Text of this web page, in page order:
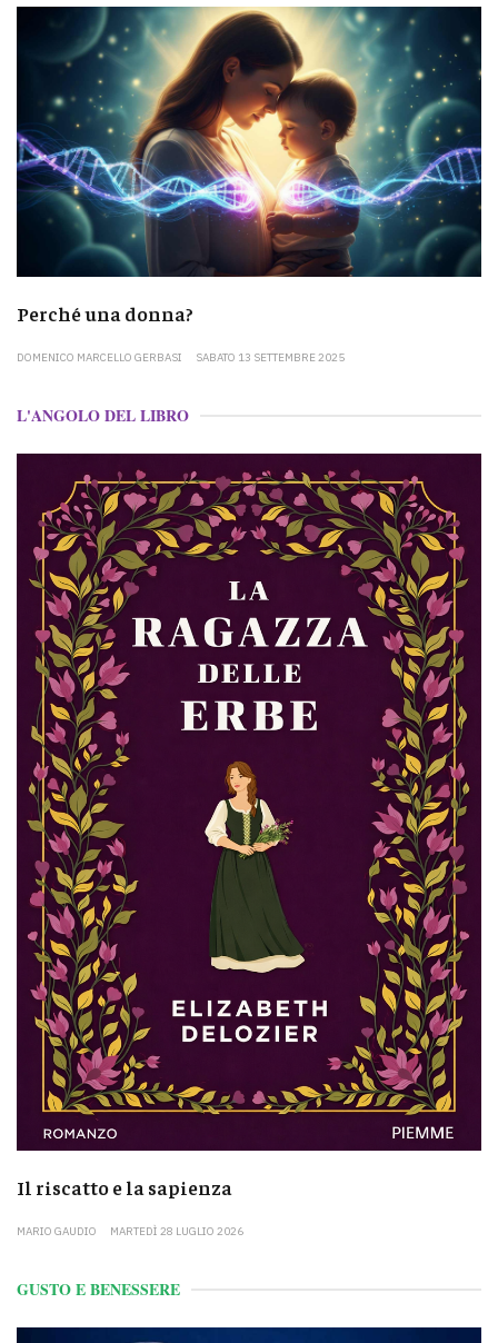
Perché una donna?
DOMENICO MARCELLO GERBASI SABATO 13 SETTEMBRE 2025
L'ANGOLO DEL LIBRO
Il riscatto e la sapienza
MARIO GAUDIO MARTEDÌ 28 LUGLIO 2026
GUSTO E BENESSERE